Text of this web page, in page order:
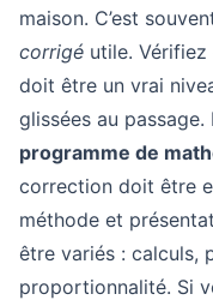
maison. C’est
corrigé utile.
doit être un vrai
glissées au
programme de
correction doit être
méthode et
être variés : calculs,
proportionnalité. Si